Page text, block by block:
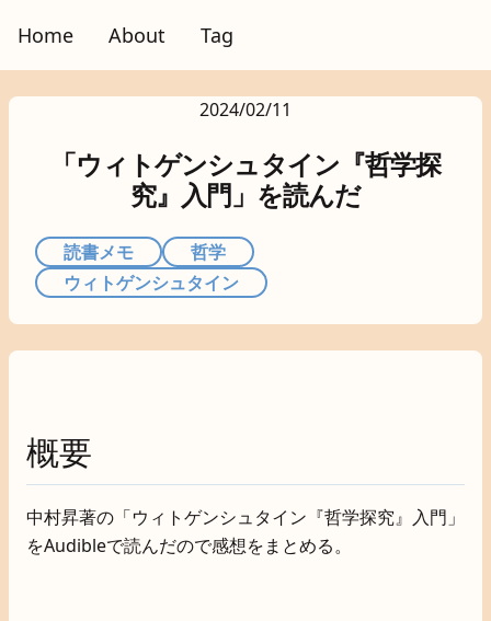
Home About Tag
2024/02/11
「ウィトゲンシュタイン『哲学探
究』入門」を読んだ
読書メモ
哲学
ウィトゲンシュタイン
概要
中村昇著の「ウィトゲンシュタイン『哲学探究』入門」
をAudibleで読んだので感想をまとめる。